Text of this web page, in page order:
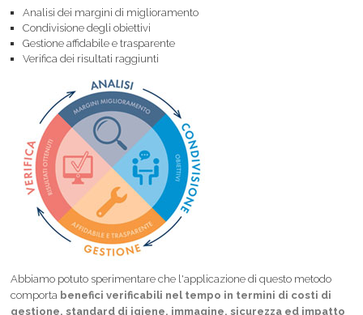
Analisi dei margini di miglioramento
Condivisione degli obiettivi
Gestione affidabile e trasparente
Verifica dei risultati raggiunti
Abbiamo potuto sperimentare che l'applicazione di questo metodo
comporta benefici verificabili nel tempo in termini di costi di
gestione, standard di igiene, immagine, sicurezza ed impatto